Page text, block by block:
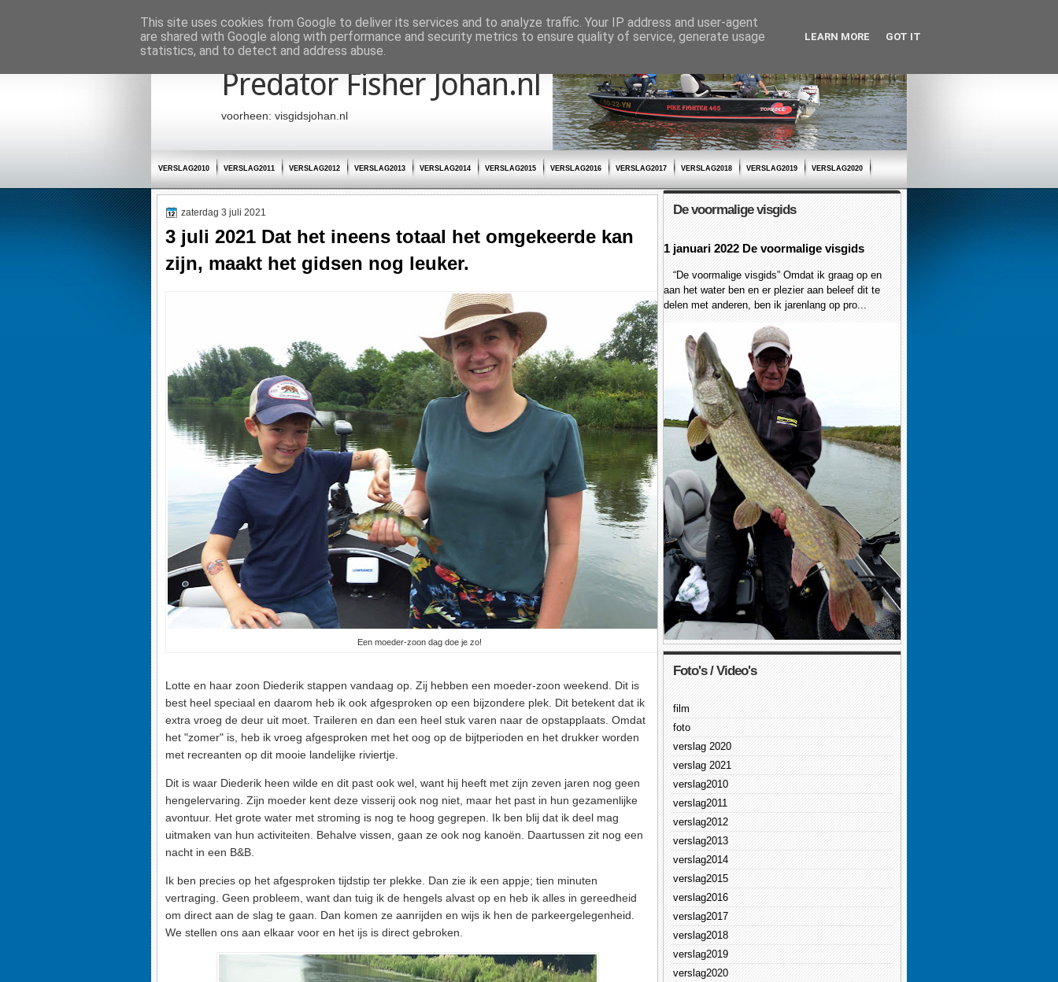
Startpagina
Predator Fisher Johan.nl
voorheen: visgidsjohan.nl
VERSLAG2010 VERSLAG2011 VERSLAG2012 VERSLAG2013 VERSLAG2014 VERSLAG2015 VERSLAG2016 VERSLAG2017 VERSLAG2018 VERSLAG2019 VERSLAG2020
zaterdag 3 juli 2021
3 juli 2021 Dat het ineens totaal het omgekeerde kan
zijn, maakt het gidsen nog leuker.
Een moeder-zoon dag doe je zo!
Lotte en haar zoon Diederik stappen vandaag op. Zij hebben een moeder-zoon weekend. Dit is
best heel speciaal en daarom heb ik ook afgesproken op een bijzondere plek. Dit betekent dat ik
extra vroeg de deur uit moet. Traileren en dan een heel stuk varen naar de opstapplaats. Omdat
het "zomer" is, heb ik vroeg afgesproken met het oog op de bijtperioden en het drukker worden
met recreanten op dit mooie landelijke riviertje.
Dit is waar Diederik heen wilde en dit past ook wel, want hij heeft met zijn zeven jaren nog geen
hengelervaring. Zijn moeder kent deze visserij ook nog niet, maar het past in hun gezamenlijke
avontuur. Het grote water met stroming is nog te hoog gegrepen. Ik ben blij dat ik deel mag
uitmaken van hun activiteiten. Behalve vissen, gaan ze ook nog kanoën. Daartussen zit nog een
nacht in een B&B.
Ik ben precies op het afgesproken tijdstip ter plekke. Dan zie ik een appje; tien minuten
vertraging. Geen probleem, want dan tuig ik de hengels alvast op en heb ik alles in gereedheid
om direct aan de slag te gaan. Dan komen ze aanrijden en wijs ik hen de parkeergelegenheid.
We stellen ons aan elkaar voor en het ijs is direct gebroken.
De voormalige visgids
1 januari 2022 De voormalige visgids
“De voormalige visgids” Omdat ik graag op en
aan het water ben en er plezier aan beleef dit te
delen met anderen, ben ik jarenlang op pro...
Foto's / Video's
film
foto
verslag 2020
verslag 2021
verslag2010
verslag2011
verslag2012
verslag2013
verslag2014
verslag2015
verslag2016
verslag2017
verslag2018
verslag2019
verslag2020
This site uses cookies from Google to deliver its services and to analyze traffic. Your IP address and user-agent
are shared with Google along with performance and security metrics to ensure quality of service, generate usage
statistics, and to detect and address abuse.
LEARN MORE GOT IT